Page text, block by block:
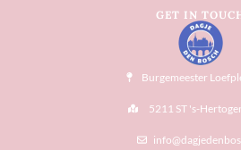
GET IN
Burgemeester
5211 ST 's-